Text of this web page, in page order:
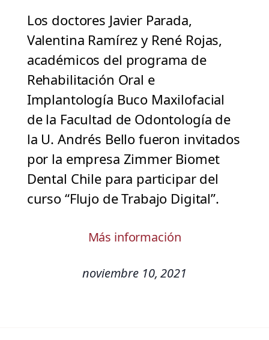
Los doctores Javier Parada,
Valentina Ramírez y René Rojas,
académicos del programa de
Rehabilitación Oral e
Implantología Buco Maxilofacial
de la Facultad de Odontología de
la U. Andrés Bello fueron invitados
por la empresa Zimmer Biomet
Dental Chile para participar del
curso “Flujo de Trabajo Digital”.
Más información
noviembre 10, 2021